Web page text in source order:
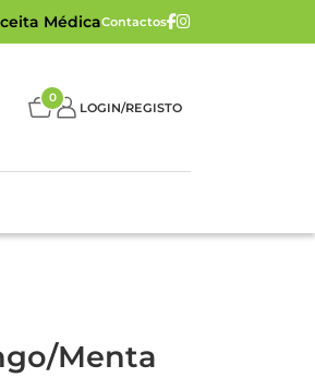
MédicaContactos
0
LOGIN/REGISTO
Menta